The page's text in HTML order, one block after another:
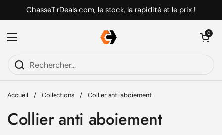
Passer au contenu
ChasseTirDeals.com, le stock, la rapidité et le prix !
Ouvrir le menu
Ouvrir le
0
Accueil / Collections / Collier anti aboiement
Collier anti aboiement